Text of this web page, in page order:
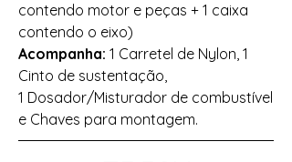
contendo motor e peças + 1 caixa
contendo o eixo)
Acompanha: 1 Carretel de Nylon, 1
Cinto de sustentação,
1 Dosador/Misturador de combustível
e Chaves para montagem.